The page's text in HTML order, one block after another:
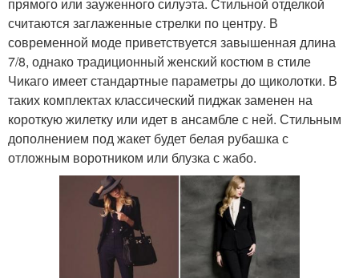
считаются заглаженные стрелки по центру. В
современной моде приветствуется завышенная длина
7/8, однако традиционный женский костюм в стиле
Чикаго имеет стандартные параметры до щиколотки. В
таких комплектах классический пиджак заменен на
короткую жилетку или идет в ансамбле с ней. Стильным
дополнением под жакет будет белая рубашка с
отложным воротником или блузка с жабо.